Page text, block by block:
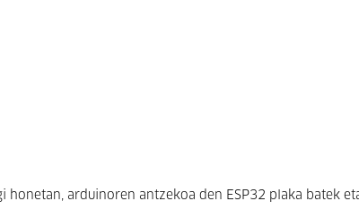
honetan, arduinoren antzekoa den ESP32 plaka batek